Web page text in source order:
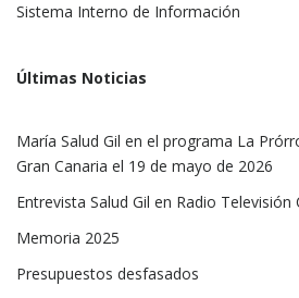
Sistema Interno de Información
Últimas Noticias
María Salud Gil en el programa La
Gran Canaria el 19 de mayo de 2026
Entrevista Salud Gil en Radio Televisión
Memoria 2025
Presupuestos desfasados